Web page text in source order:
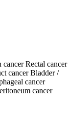
cancerRectal cancer
cancerBladder /
cancer
cancer